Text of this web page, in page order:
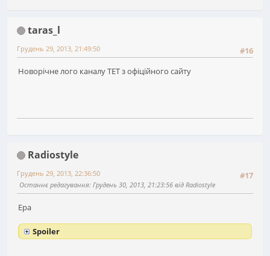
taras_l
#16
Грудень 29, 2013, 21:49:50
Новорічне лого каналу ТЕТ з офіційного сайту
Radiostyle
#17
Грудень 29, 2013, 22:36:50
Останнє редагування: Грудень 30, 2013, 21:23:56 від Radiostyle
Ера
Spoiler